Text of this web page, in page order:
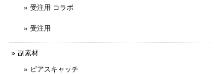
受注用 コラボ
受注用
副素材
ピアスキャッチ